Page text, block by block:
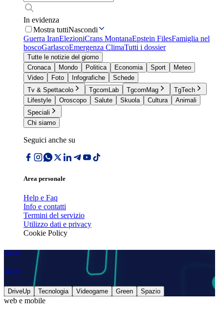
In evidenza
Mostra tuttiNascondi
Guerra IranElezioniCrans MontanaEpstein FilesFamiglia nel
boscoGarlascoEmergenza ClimaTutti i dossier
Tutte le notizie del giorno
Cronaca
Mondo Politica Economia Sport
Meteo
Video
Foto Infografiche
Schede
Tv & Spettacolo
TgcomLab TgcomMag
TgTech
Lifestyle
Oroscopo Salute Skuola Cultura
Animali
Speciali
Chi siamo
Seguici anche su
Area personale
Help e Faq
Info e contatti
Termini del servizio
Utilizzo dati e privacy
Cookie Policy
Tgtech
Tgtech
DriveUp Tecnologia Videogame Green Spazio
web e mobile